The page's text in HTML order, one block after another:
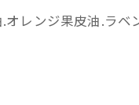
レンジ果皮油.ラ